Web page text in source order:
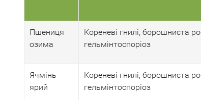
Пшениця
озима
Кореневі гнилі, борошниста
гельмінтоспоріоз
Ячмінь
ярий
Кореневі гнилі, борошниста
гельмінтоспоріоз